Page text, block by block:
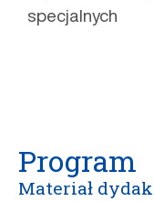
specjalnych
Program
Materiał